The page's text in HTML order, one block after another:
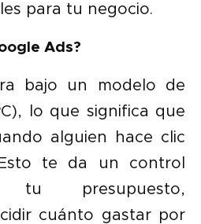
para tu negocio.
Ads?
bajo un modelo de
lo que significa que
alguien hace clic
te da un control
presupuesto,
cuánto gastar por